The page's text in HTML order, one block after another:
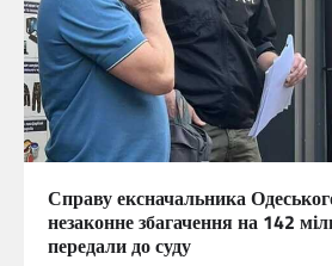
Справу ексначальника
незаконне збагачення на 142
передали до суду